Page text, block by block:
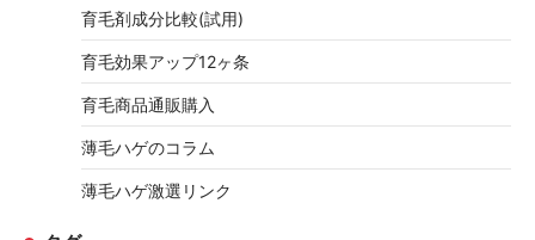
育毛剤成分比較(試用)
育毛効果アップ12ヶ条
育毛商品通販購入
薄毛ハゲのコラム
薄毛ハゲ激選リンク